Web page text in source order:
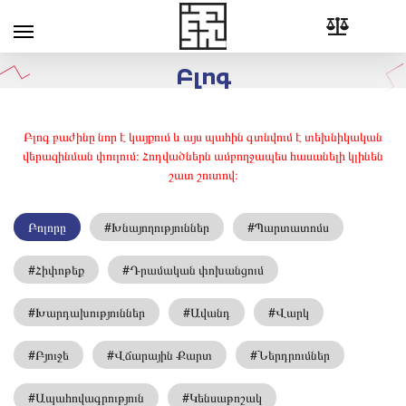
Բլոգ
Բլոգ բաժինը նոր է կայքում և այս պահին գտնվում է տեխնիկական
վերազինման փուլում։ Հոդվածներն ամբողջապես հասանելի կլինեն
շատ շուտով։
Բոլորը #Խնայողություններ #Պարտատոմս
#Հիփոթեք #Դրամական փոխանցում
#Խարդախություններ #Ավանդ #Վարկ
#Բյուջե #Վճարային Քարտ #Ներդրումներ
#Ապահովագրություն #Կենսաթոշակ